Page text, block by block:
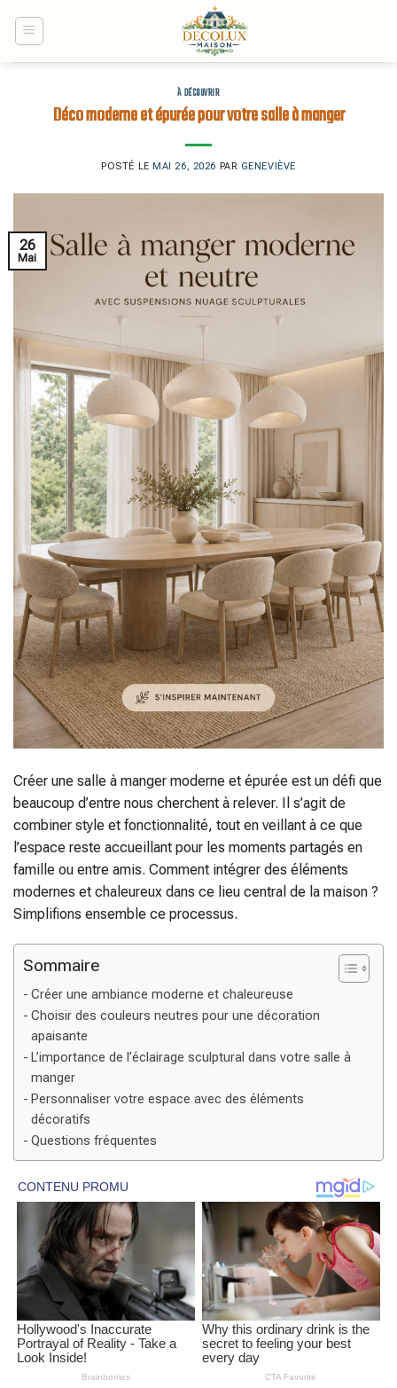
À DÉCOUVRIR
Déco moderne et épurée pour votre salle à manger
POSTÉ LEMAI 26, 2026 PAR GENEVIÈVE
26
Mai
Créer une salle à manger moderne et épurée est un défi que
beaucoup d’entre nous cherchent à relever. Il s’agit de
combiner style et fonctionnalité, tout en veillant à ce que
l’espace reste accueillant pour les moments partagés en
famille ou entre amis. Comment intégrer des éléments
modernes et chaleureux dans ce lieu central de la maison ?
Simplifions ensemble ce processus.
Sommaire
Créer une ambiance moderne et chaleureuse
Choisir des couleurs neutres pour une décoration
apaisante
L’importance de l’éclairage sculptural dans votre salle à
manger
Personnaliser votre espace avec des éléments
décoratifs
Questions fréquentes